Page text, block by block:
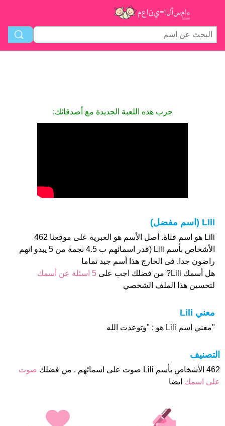
جرب هذه اللعبة الجديدة مع أصدقائك:
Lili (اسم مفضل)
Lili هو اسم فتاة. أصل الأسم هو العبرية على موقعنا 462
الأشخاص بأسم Lili (قدر اسمائهم ب 4.5 نجمة من 5 يبدو انهم
راضون جدا. فى الخارج هذا أسم جيد تماما
هل أسمك Lili? من فضلك اجب على
5 اسئلة عن أسمك
لتحسين هذا الملف الشخصي
معني Lili
"معني اسم Lili هو : "وتوعدت الله
التصنيف
462 الأشخاص بأسم Lili صوت على اسمائهم . من فضلك
صوت
على اسمك ايضا